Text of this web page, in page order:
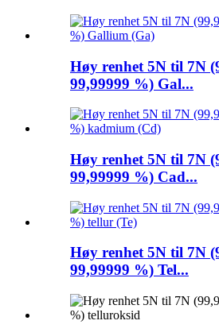
Høy renhet 5N til 7N
99,99999 %) Gal...
Høy renhet 5N til 7N
99,99999 %) Cad...
Høy renhet 5N til 7N
99,99999 %) Tel...